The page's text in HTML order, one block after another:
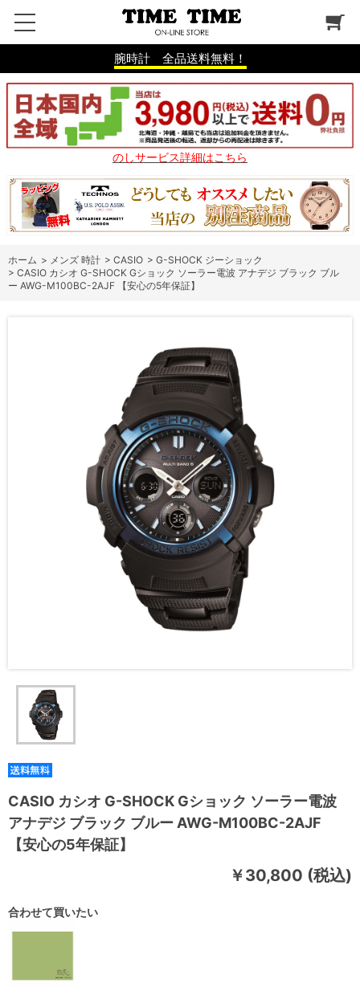
腕時計 全品送料無料！
のしサービス詳細はこちら
ホーム > メンズ 時計 > CASIO > G-SHOCK ジーショック
> CASIO カシオ G-SHOCK Gショック ソーラー電波 アナデジ ブラック ブル
ー AWG-M100BC-2AJF 【安心の5年保証】
CASIO カシオ G-SHOCK Gショック ソーラー電波
アナデジ ブラック ブルー AWG-M100BC-2AJF
【安心の5年保証】
￥30,800 (税込)
合わせて買いたい